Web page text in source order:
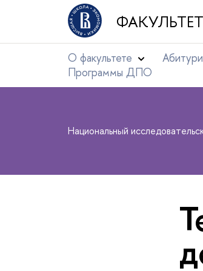
О факультете
Программы ДПО
Национальный